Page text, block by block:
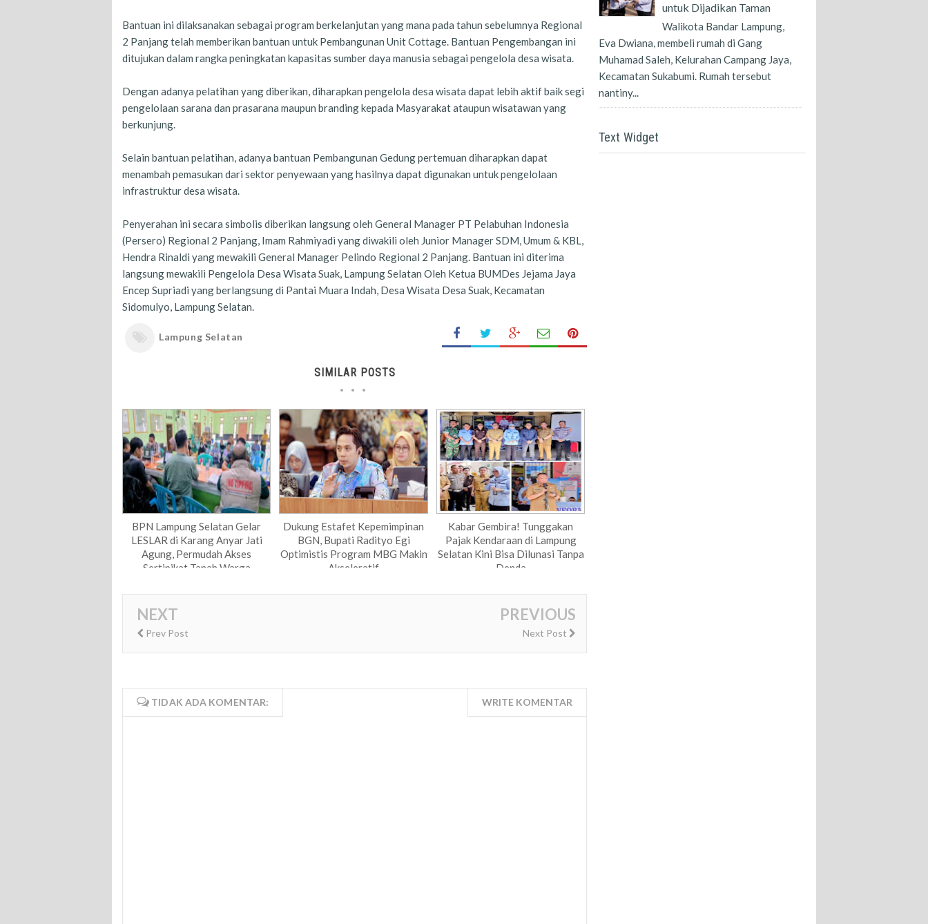
Bantuan ini dilaksanakan sebagai program berkelanjutan yang mana pada tahun sebelumnya Regional
2 Panjang telah memberikan bantuan untuk Pembangunan Unit Cottage. Bantuan Pengembangan ini
ditujukan dalam rangka peningkatan kapasitas sumber daya manusia sebagai pengelola desa wisata.
Dengan adanya pelatihan yang diberikan, diharapkan pengelola desa wisata dapat lebih aktif baik segi
pengelolaan sarana dan prasarana maupun branding kepada Masyarakat ataupun wisatawan yang
berkunjung.
Selain bantuan pelatihan, adanya bantuan Pembangunan Gedung pertemuan diharapkan dapat
menambah pemasukan dari sektor penyewaan yang hasilnya dapat digunakan untuk pengelolaan
infrastruktur desa wisata.
Penyerahan ini secara simbolis diberikan langsung oleh General Manager PT Pelabuhan Indonesia
(Persero) Regional 2 Panjang, Imam Rahmiyadi yang diwakili oleh Junior Manager SDM, Umum & KBL,
Hendra Rinaldi yang mewakili General Manager Pelindo Regional 2 Panjang. Bantuan ini diterima
langsung mewakili Pengelola Desa Wisata Suak, Lampung Selatan Oleh Ketua BUMDes Jejama Jaya
Encep Supriadi yang berlangsung di Pantai Muara Indah, Desa Wisata Desa Suak, Kecamatan
Sidomulyo, Lampung Selatan.
Lampung Selatan
SIMILAR POSTS
BPN Lampung Selatan Gelar
LESLAR di Karang Anyar Jati
Agung, Permudah Akses
Sertipikat Tanah Warga
Dukung Estafet Kepemimpinan
BGN, Bupati Radityo Egi
Optimistis Program MBG Makin
Akseleratif
Kabar Gembira! Tunggakan
Pajak Kendaraan di Lampung
Selatan Kini Bisa Dilunasi Tanpa
Denda
NEXT
Prev Post
PREVIOUS
Next Post
TIDAK ADA KOMENTAR: WRITE KOMENTAR
untuk Dijadikan Taman
Walikota Bandar Lampung,
Eva Dwiana, membeli rumah di Gang
Muhamad Saleh, Kelurahan Campang Jaya,
Kecamatan Sukabumi. Rumah tersebut
nantiny...
Text Widget